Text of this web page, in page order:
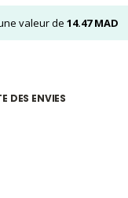
valeur de 14.47MAD
DES ENVIES